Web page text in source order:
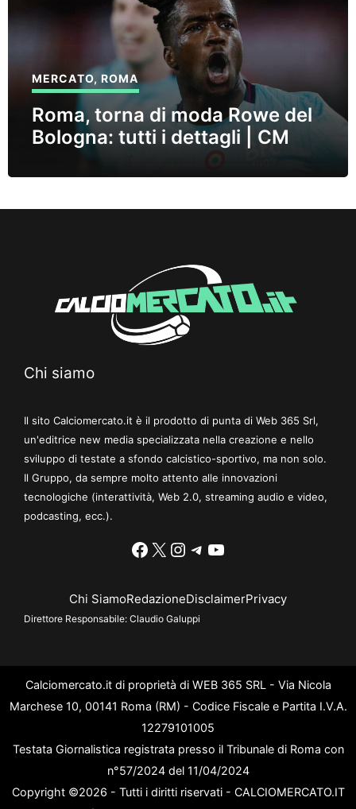
MERCATO, ROMA
Roma, torna di moda Rowe del
Bologna: tutti i dettagli | CM
Chi siamo
Il sito Calciomercato.it è il prodotto di punta di Web 365 Srl,
un'editrice new media specializzata nella creazione e nello
sviluppo di testate a sfondo calcistico-sportivo, ma non solo.
Il Gruppo, da sempre molto attento alle innovazioni
tecnologiche (interattività, Web 2.0, streaming audio e video,
podcasting, ecc.).
Facebook
X Instagram
Telegram
YouTube
Chi SiamoRedazioneDisclaimerPrivacy
Direttore Responsabile: Claudio Galuppi
Calciomercato.it di proprietà di WEB 365 SRL - Via Nicola
Marchese 10, 00141 Roma (RM) - Codice Fiscale e Partita I.V.A.
12279101005
Testata Giornalistica registrata presso il Tribunale di Roma con
n°57/2024 del 11/04/2024
Copyright ©2026 - Tutti i diritti riservati - CALCIOMERCATO.IT